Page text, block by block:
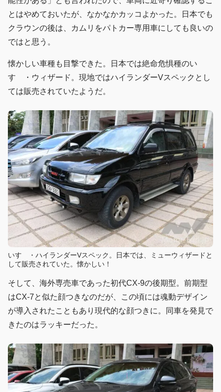
とはやめておいたが、なかなかカッコよかった。日本でも
クラウンの後は、カムリをパトカー専用車にしても良いの
ではと思う。
懐かしい車種も目撃できた。日本では絶命危惧種のい
すゞ・ウィザード。現地ではハイランダーVスペックとし
ては販売されていたようだ。
いすゞ・ハイランダーVスペック。日本では、ミューウィザードと
して販売されていた。懐かしい！
そして、海外専売車であった初代CX-9の後期型。前期型
はCX-7と似た顔つきなのだが、この頃には魂動デザイン
が導入されたこともあり現代的な顔つきに。同車を発見で
きたのはラッキーだった。